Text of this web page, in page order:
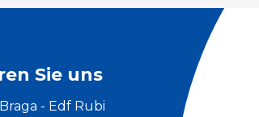
Sie uns
- Edf Rubi